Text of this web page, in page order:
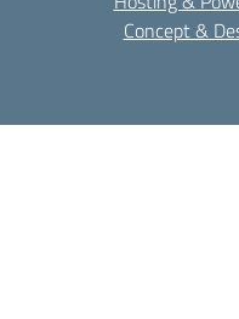
Concept &